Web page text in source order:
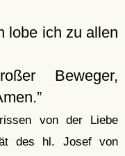
lobe ich zu allen
Beweger,
von der Liebe
des hl. Josef von